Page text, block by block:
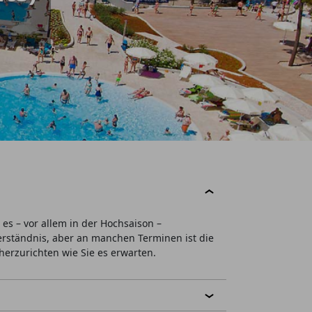
– vor allem in der Hochsaison –
aber an manchen Terminen ist die
wie Sie es erwarten.